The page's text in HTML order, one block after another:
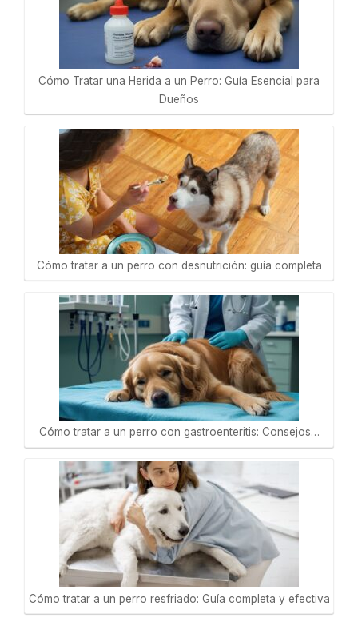
Cómo Tratar una Herida a un Perro: Guía Esencial para
Dueños
Cómo tratar a un perro con desnutrición: guía completa
Cómo tratar a un perro con gastroenteritis: Consejos…
Cómo tratar a un perro resfriado: Guía completa y efectiva